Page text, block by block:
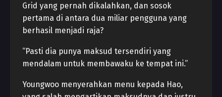
Grid yang pernah dikalahkan, dan sosok
pertama di antara dua miliar pengguna yang
berhasil menjadi raja?
“Pasti dia punya maksud tersendiri yang
mendalam untuk membawaku ke tempat ini.”
Youngwoo menyerahkan menu kepada Hao,